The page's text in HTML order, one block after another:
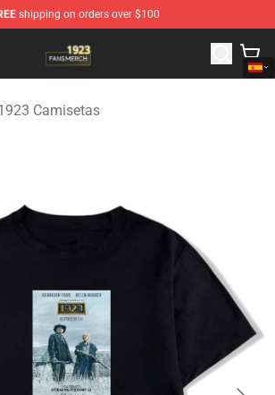
shipping on orders over $100
1923 Merchandise Store
Camisetas